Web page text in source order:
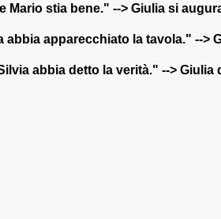
Mario stia bene." --> Giulia si
abbia apparecchiato la tavola." -->
abbia detto la verità." --> Giulia